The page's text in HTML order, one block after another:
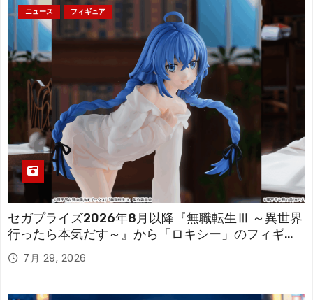
ニュース フィギュア
セガプライズ2026年8月以降『無職転生Ⅲ ～異世界
行ったら本気だす～』から「ロキシー」のフィギュ
アが登場！
7月 29, 2026